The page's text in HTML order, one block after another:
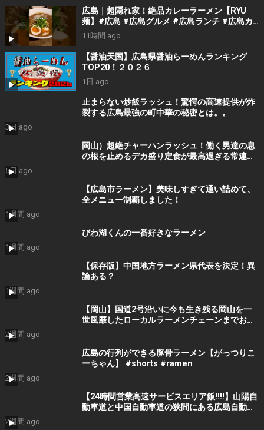
広島｜超隠れ家！絶品カレーラーメン【RYU
麺】#広島 #広島グルメ #広島ランチ #広島カ
フェ #広島ディナー #japanesefood
#japantrip #hiroshima
11時間 ago
【醤油天国】広島県醤油らーめんランキング
TOP20！２０２６
1日 ago
止まらない炒飯ラッシュ！驚愕の高速提供が炸
裂する広島最強の町中華の秘密とは。。
3日 ago
岡山）超絶チャーハンラッシュ！働く男達の息
の根を止めるデカ盛り定食が最高過ぎる常連殺
5日 ago
【広島市ラーメン】美味しすぎて通い詰めて、
全メニュー制覇しました！
1週間 ago
びわ湖くんの一番好きなラーメン
1週間 ago
【保存版】中国地方ラーメン県代表を決定！異
論ある？
1週間 ago
【岡山】国道2号沿いに今も生き残る岡山を一
世風靡したローカルラーメンチェーンまでお昼
2週間 ago
広島の行列ができる豚骨ラーメン【がっつりこ
ーちゃん】 #shorts #ramen
2週間 ago
【24時間営業高速サービスエリア飯!!!!】山陽自
動車道と中国自動車道の狭間にある広島自動車
2週間 ago